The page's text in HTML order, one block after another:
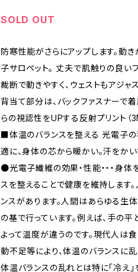
SOLD OUT
防寒性能がさらにアップします。動
子サロペット。 丈夫で肌触りの良い
裁断で動きやすく、ウェストもアジャ
背当て部分は、バックファスナーで
らの視認性をUPする反射プリント（
■体温のバランスを整える 光電子
適に、身体の芯から暖かい。汗をかい
●光電子繊維の効果・性能・・・身体
スを整えることで健康を維持します
ンスがあります。人間はあらゆる生
の基で行っています。例えば、手の
よって温度が違うのです。現代人は
動不足等により、体温のバランスに
体温バランスの乱れとは特に「冷え」